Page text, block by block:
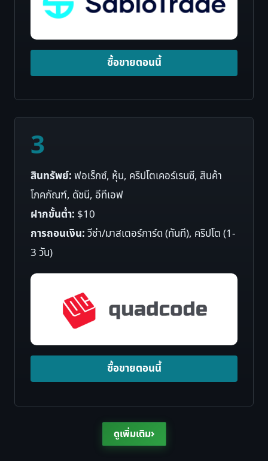
ซื้อขายตอนนี้
3
สินทรัพย์:ฟอเร็กซ์, หุ้น, คริปโตเคอร์เรนซี, สินค้า
โภคภัณฑ์, ดัชนี, อีทีเอฟ
ฝากขั้นต่ำ: $10
การถอนเงิน:วีซ่า/มาสเตอร์การ์ด (ทันที), คริปโต (1-
3 วัน)
ซื้อขายตอนนี้
ดูเพิ่มเติม›